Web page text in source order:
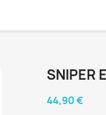
SNIPER
44,90 €